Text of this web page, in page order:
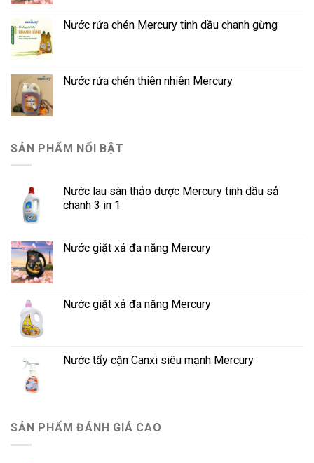
Nước rửa chén Mercury tinh dầu chanh gừng
Nước rửa chén thiên nhiên Mercury
SẢN PHẨM NỔI BẬT
Nước lau sàn thảo dược Mercury tinh dầu sả
chanh 3 in 1
Nước giặt xả đa năng Mercury
Nước giặt xả đa năng Mercury
Nước tẩy cặn Canxi siêu mạnh Mercury
SẢN PHẨM ĐÁNH GIÁ CAO